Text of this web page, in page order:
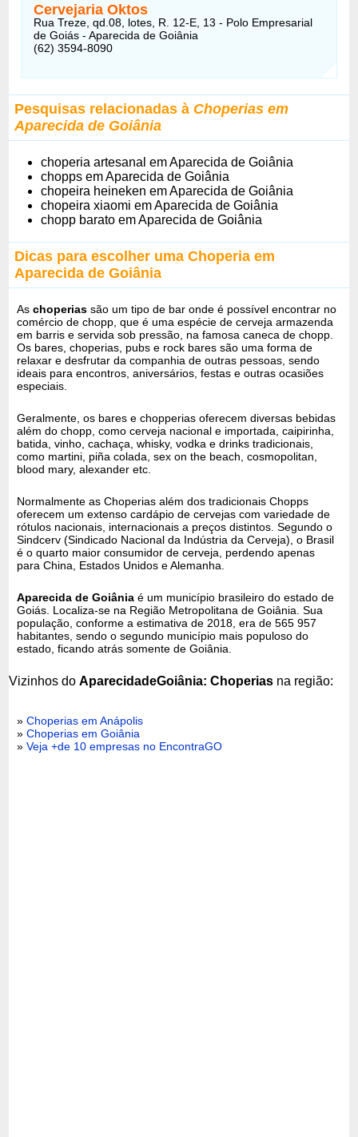
Cervejaria Oktos
Rua Treze, qd.08, lotes, R. 12-E, 13 - Polo Empresarial
de Goiás - Aparecida de Goiânia
(62) 3594-8090
Pesquisas relacionadas à Choperias em
Aparecida de Goiânia
choperia artesanal em Aparecida de Goiânia
chopps em Aparecida de Goiânia
chopeira heineken em Aparecida de Goiânia
chopeira xiaomi em Aparecida de Goiânia
chopp barato em Aparecida de Goiânia
Dicas para escolher uma Choperia em
Aparecida de Goiânia
Aschoperias são um tipo de bar onde é possível encontrar no
comércio de chopp, que é uma espécie de cerveja armazenda
em barris e servida sob pressão, na famosa caneca de chopp.
Os bares, choperias, pubs e rock bares são uma forma de
relaxar e desfrutar da companhia de outras pessoas, sendo
ideais para encontros, aniversários, festas e outras ocasiões
especiais.
Geralmente, os bares e chopperias oferecem diversas bebidas
além do chopp, como cerveja nacional e importada, caipirinha,
batida, vinho, cachaça, whisky, vodka e drinks tradicionais,
como martini, piña colada, sex on the beach, cosmopolitan,
blood mary, alexander etc.
Normalmente as Choperias além dos tradicionais Chopps
oferecem um extenso cardápio de cervejas com variedade de
rótulos nacionais, internacionais a preços distintos. Segundo o
Sindcerv (Sindicado Nacional da Indústria da Cerveja), o Brasil
é o quarto maior consumidor de cerveja, perdendo apenas
para China, Estados Unidos e Alemanha.
Aparecida de Goiânia é um município brasileiro do estado de
Goiás. Localiza-se na Região Metropolitana de Goiânia. Sua
população, conforme a estimativa de 2018, era de 565 957
habitantes, sendo o segundo município mais populoso do
estado, ficando atrás somente de Goiânia.
Vizinhos doAparecidadeGoiânia: Choperias na região:
»Choperias em Anápolis
»Choperias em Goiânia
»Veja +de 10 empresas no EncontraGO